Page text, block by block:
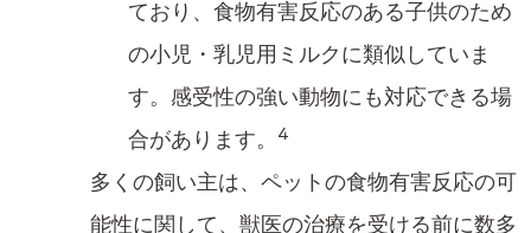
ており、食物有害反応のある子供のため
の小児・乳児用ミルクに類似していま
す。感受性の強い動物にも対応できる場
合があります。
4
多くの飼い主は、ペットの食物有害反応の可
能性に関して、獣医の治療を受ける前に数多